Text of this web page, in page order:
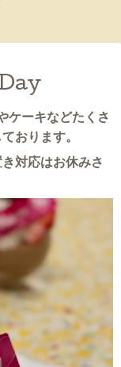
ケーキなどたくさ
おります。
対応はお休みさ